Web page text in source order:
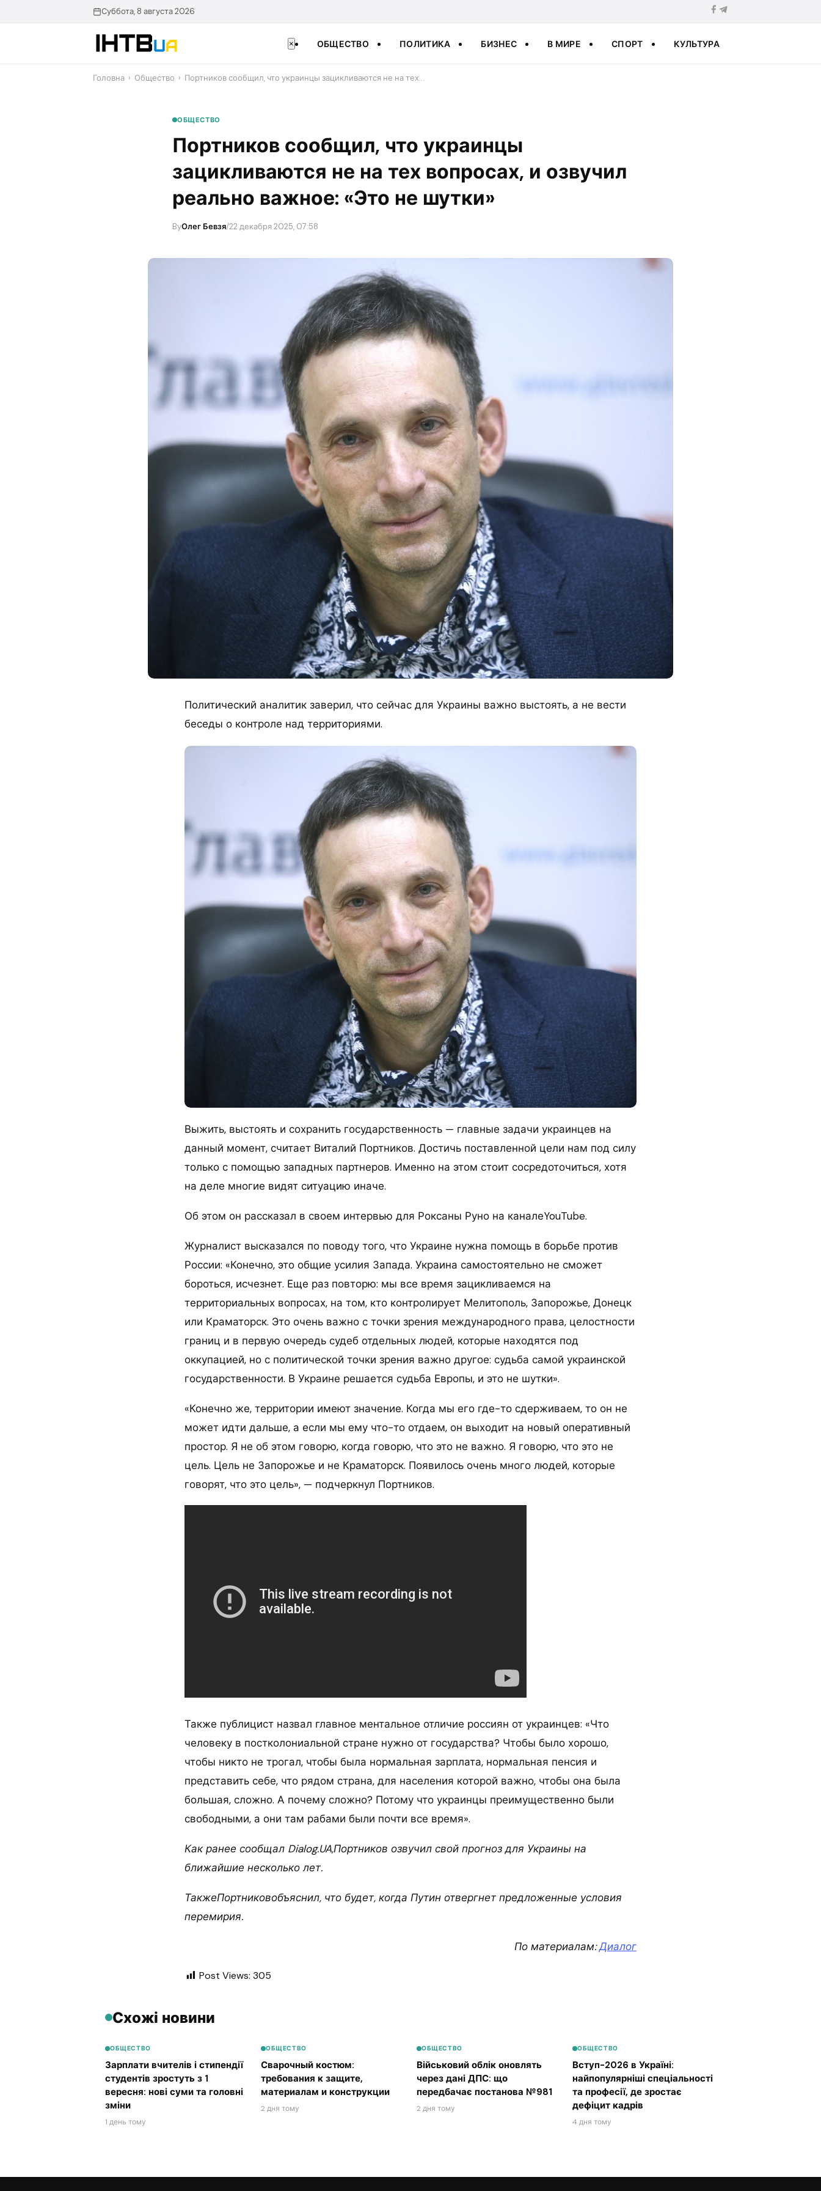
Суббота, 8 августа 2026
× ОБЩЕСТВО ПОЛИТИКА БИЗНЕС В МИРЕ СПОРТ КУЛЬТУРА
Головна › Общество › Портников сообщил, что украинцы зацикливаются не на тех…
ОБЩЕСТВО
Портников сообщил, что украинцы
зацикливаются не на тех вопросах, и озвучил
реально важное: «Это не шутки»
ByОлег Бевзя/22 декабря 2025, 07:58
Политический аналитик заверил, что сейчас для Украины важно выстоять, а не вести
беседы о контроле над территориями.
Выжить, выстоять и сохранить государственность — главные задачи украинцев на
данный момент, считает Виталий Портников. Достичь поставленной цели нам под силу
только с помощью западных партнеров. Именно на этом стоит сосредоточиться, хотя
на деле многие видят ситуацию иначе.
Об этом он рассказал в своем интервью для Роксаны Руно на каналеYouTube.
Журналист высказался по поводу того, что Украине нужна помощь в борьбе против
России: «Конечно, это общие усилия Запада. Украина самостоятельно не сможет
бороться, исчезнет. Еще раз повторю: мы все время зацикливаемся на
территориальных вопросах, на том, кто контролирует Мелитополь, Запорожье, Донецк
или Краматорск. Это очень важно с точки зрения международного права, целостности
границ и в первую очередь судеб отдельных людей, которые находятся под
оккупацией, но с политической точки зрения важно другое: судьба самой украинской
государственности. В Украине решается судьба Европы, и это не шутки».
«Конечно же, территории имеют значение. Когда мы его где-то сдерживаем, то он не
может идти дальше, а если мы ему что-то отдаем, он выходит на новый оперативный
простор. Я не об этом говорю, когда говорю, что это не важно. Я говорю, что это не
цель. Цель не Запорожье и не Краматорск. Появилось очень много людей, которые
говорят, что это цель», — подчеркнул Портников.
Также публицист назвал главное ментальное отличие россиян от украинцев: «Что
человеку в постколониальной стране нужно от государства? Чтобы было хорошо,
чтобы никто не трогал, чтобы была нормальная зарплата, нормальная пенсия и
представить себе, что рядом страна, для населения которой важно, чтобы она была
большая, сложно. А почему сложно? Потому что украинцы преимущественно были
свободными, а они там рабами были почти все время».
Как ранее сообщал Dialog.UA,Портников озвучил свой прогноз для Украины на
ближайшие несколько лет.
ТакжеПортниковобъяснил, что будет, когда Путин отвергнет предложенные условия
перемирия.
По материалам:Диалог
Post Views: 305
Схожі новини
ОБЩЕСТВО
Зарплати вчителів і стипендії
студентів зростуть з 1
вересня: нові суми та головні
зміни
1 день тому
ОБЩЕСТВО
Сварочный костюм:
требования к защите,
материалам и конструкции
2 дня тому
ОБЩЕСТВО
Військовий облік оновлять
через дані ДПС: що
передбачає постанова №981
2 дня тому
ОБЩЕСТВО
Вступ-2026 в Україні:
найпопулярніші спеціальності
та професії, де зростає
дефіцит кадрів
4 дня тому